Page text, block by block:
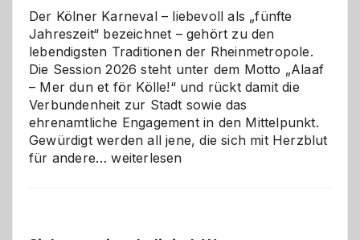
Der Kölner Karneval – liebevoll als „fünfte
Jahreszeit“ bezeichnet – gehört zu den
lebendigsten Traditionen der Rheinmetropole.
Die Session 2026 steht unter dem Motto „Alaaf
– Mer dun et för Kölle!“ und rückt damit die
Verbundenheit zur Stadt sowie das
ehrenamtliche Engagement in den Mittelpunkt.
Gewürdigt werden all jene, die sich mit Herzblut
für andere…Kölner
weiterlesen